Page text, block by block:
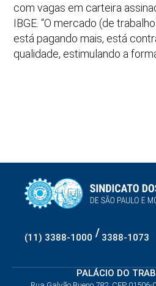
com vagas em carteira
IBGE. “O mercado (de
está pagando mais, está
qualidade, estimulando a
(11) 3388-1000 / 3388-1073
PALÁCIO DO